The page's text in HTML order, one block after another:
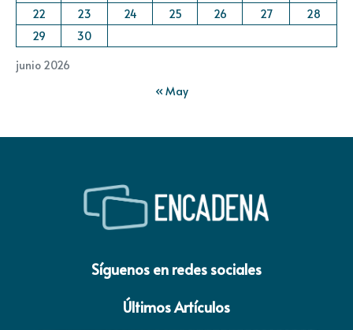
junio 2026
22
23 24 25 26 27
28
29
30
« May
Síguenos en redes sociales
Últimos Artículos